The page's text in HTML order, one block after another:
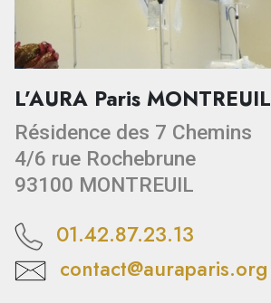
L’AURA Paris MONTREUIL
Résidence des 7 Chemins
4/6 rue Rochebrune
93100 MONTREUIL
01.42.87.23.13
contact@auraparis.org